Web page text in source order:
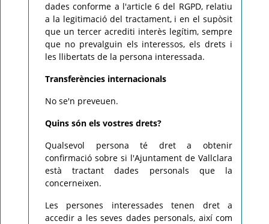
dades conforme a l'article 6 del RGPD, relatiu
a la legitimació del tractament, i en el supòsit
que un tercer acrediti interès legítim, sempre
que no prevalguin els interessos, els drets i
les llibertats de la persona interessada.
Transferències internacionals
No se'n preveuen.
Quins són els vostres drets?
Qualsevol persona té dret a obtenir
confirmació sobre si l'Ajuntament de Vallclara
està tractant dades personals que la
concerneixen.
Les persones interessades tenen dret a
accedir a les seves dades personals, així com